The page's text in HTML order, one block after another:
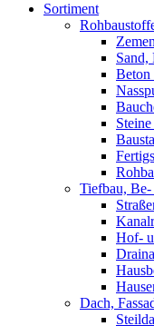
Sortiment
Sand,
Tiefbau,
Hof-
Dach,